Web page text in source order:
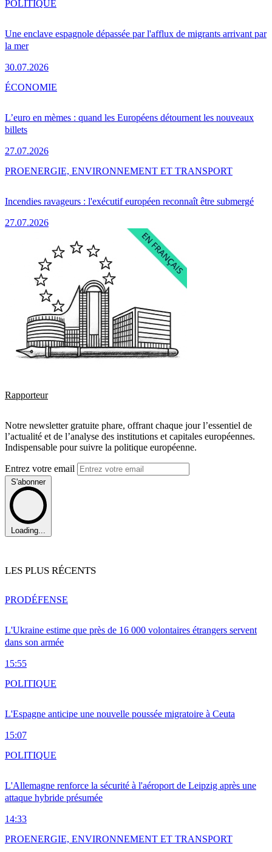
Une enclave espagnole dépassée par l'afflux de migrants arrivant par
la mer
30.07.2026
POLITIQUE
L’euro en mèmes : quand les Européens détournent les nouveaux
billets
27.07.2026
ÉCONOMIE
Incendies ravageurs : l'exécutif européen reconnaît être submergé
27.07.2026
PROENERGIE, ENVIRONNEMENT ET TRANSPORT
Rapporteur
Notre newsletter gratuite phare, offrant chaque jour l’essentiel de
l’actualité et de l’analyse des institutions et capitales européennes.
Indispensable pour suivre la politique européenne.
Entrez votre email
S'abonner
Loading...
LES PLUS RÉCENTS
L'Ukraine estime que près de 16 000 volontaires étrangers servent
dans son armée
15:55
PRODÉFENSE
L'Espagne anticipe une nouvelle poussée migratoire à Ceuta
15:07
POLITIQUE
L'Allemagne renforce la sécurité à l'aéroport de Leipzig après une
attaque hybride présumée
14:33
POLITIQUE
PROENERGIE, ENVIRONNEMENT ET TRANSPORT